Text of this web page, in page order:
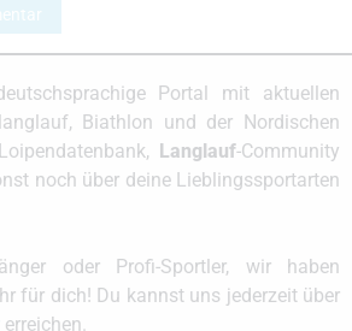
Portal mit aktuellen
Biathlon und der Nordischen
Langlauf-Community
noch über deine Lieblingssportarten
oder Profi-Sportler, wir haben
für dich! Du kannst uns jederzeit über
erreichen.